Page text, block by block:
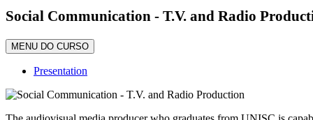
Social Communication - T.V. and Radio
MENU DO CURSO
Presentation